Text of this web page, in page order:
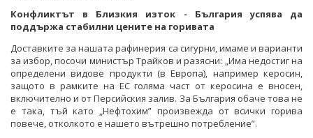
Конфликтът в Близкия изток - България успява да
поддържа стабилни цените на горивата
Доставките за нашата рафинерия са сигурни, имаме и варианти
за избор, посочи министър Трайков и разясни: „Има недостиг на
определени видове продукти (в Европа), например керосин,
защото в рамките на ЕС голяма част от керосина е вносен,
включително и от Персийския залив. За България обаче това не
е така, тъй като „Нефтохим” произвежда от всички горива
повече, отколкото е нашето вътрешно потребление”.